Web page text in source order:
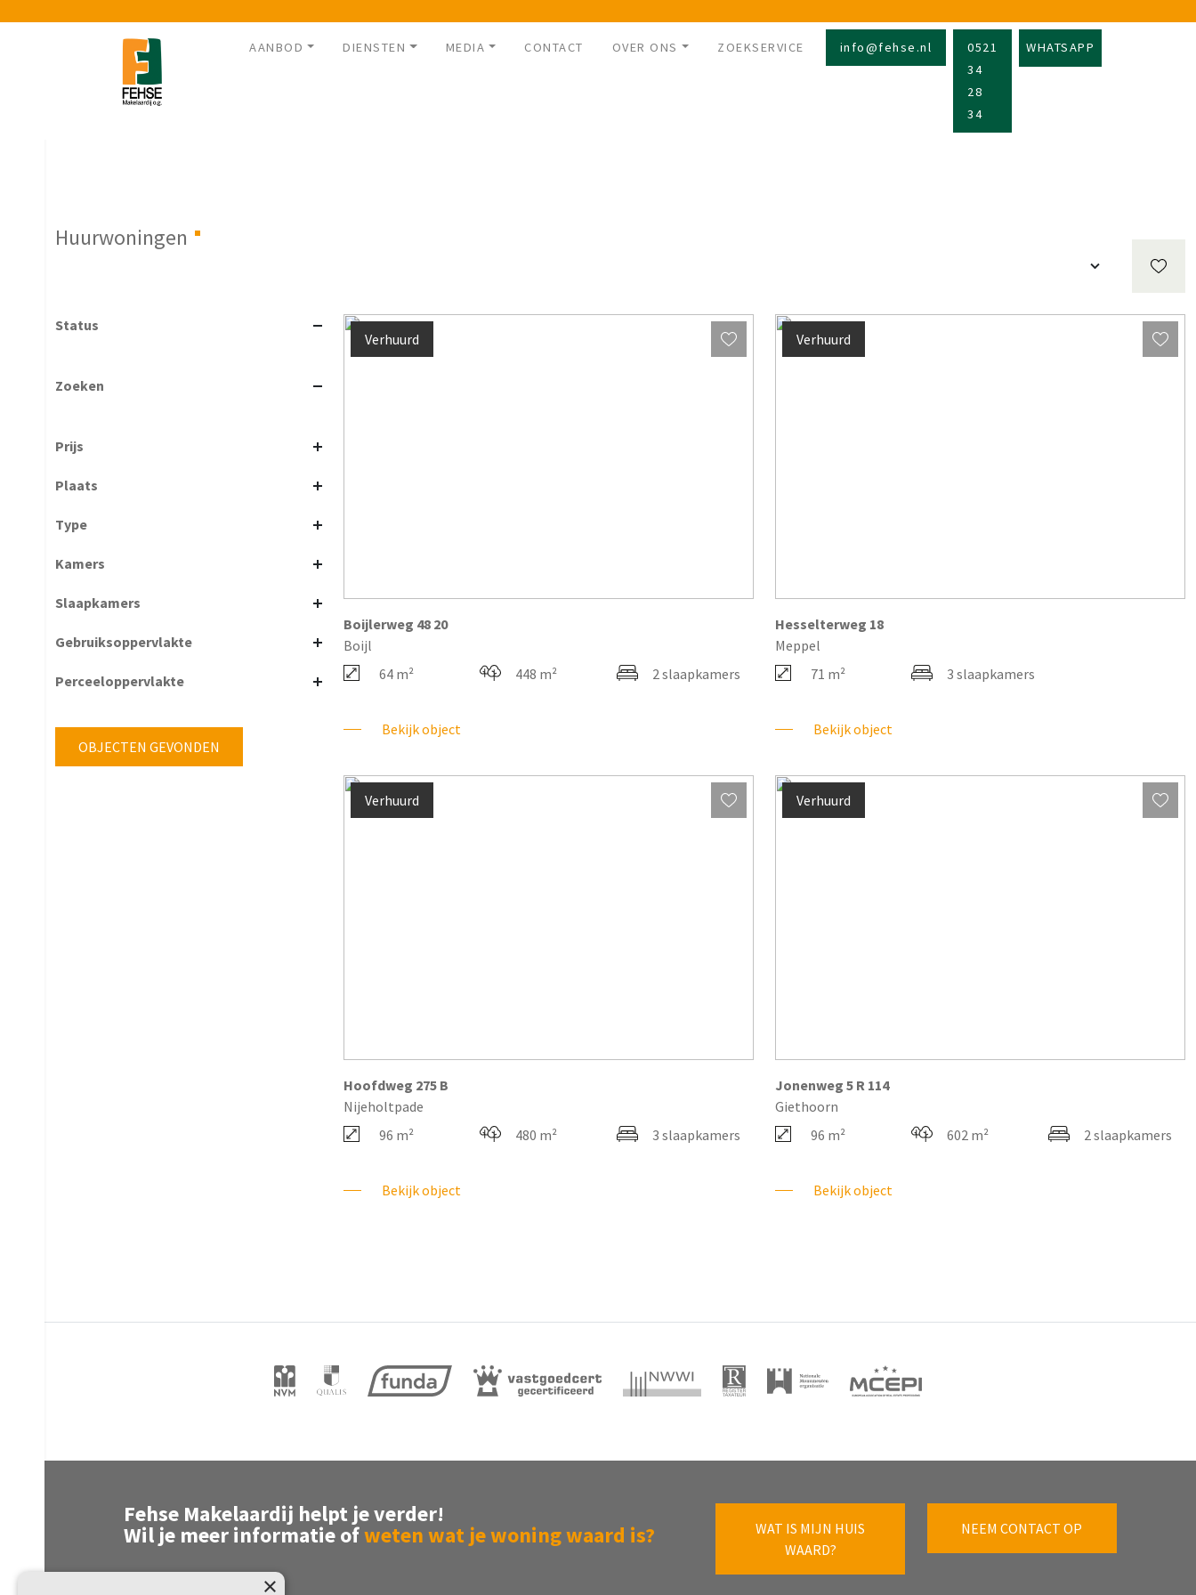
AANBOD DIENSTEN MEDIA CONTACT OVER ONS ZOEKSERVICE info@fehse.nl
0521
34
28
34
WHATSAPP
Huurwoningen
Zoeken
Prijs
Plaats
Type
Kamers
Slaapkamers
Gebruiksoppervlakte
Perceeloppervlakte
Status
OBJECTEN GEVONDEN
Verhuurd
Boijlerweg 48 20
Boijl
64 m²
448 m² 2 slaapkamers
Bekijk object
Verhuurd
Hesselterweg 18
Meppel
71 m²
3 slaapkamers
Bekijk object
Verhuurd
Hoofdweg 275 B
Nijeholtpade
96 m²
480 m² 3 slaapkamers
Bekijk object
Verhuurd
Jonenweg 5 R 114
Giethoorn
96 m²
602 m² 2 slaapkamers
Bekijk object
Fehse Makelaardij helpt je verder!
Wil je meer informatie ofweten wat je woning waard is?
WAT IS MIJN HUIS
WAARD?
NEEM CONTACT OP
×